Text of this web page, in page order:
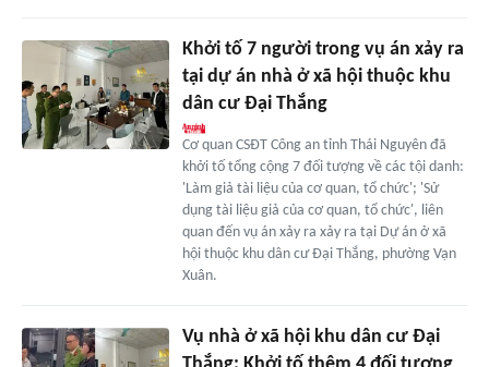
Khởi tố 7 người trong vụ án xảy ra
tại dự án nhà ở xã hội thuộc khu
dân cư Đại Thắng
Cơ quan CSĐT Công an tỉnh Thái Nguyên đã
khởi tố tổng cộng 7 đối tượng về các tội danh:
'Làm giả tài liệu của cơ quan, tổ chức'; 'Sử
dụng tài liệu giả của cơ quan, tổ chức', liên
quan đến vụ án xảy ra xảy ra tại Dự án ở xã
hội thuộc khu dân cư Đại Thắng, phường Vạn
Xuân.
Vụ nhà ở xã hội khu dân cư Đại